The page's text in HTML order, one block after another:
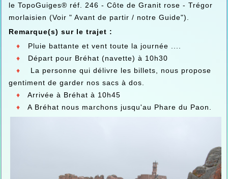
le TopoGuiges® réf. 246 - Côte de Granit rose - Trégor
morlaisien (Voir " Avant de partir / notre Guide").
Remarque(s) sur le trajet :
♦
Pluie battante et vent toute la journée ....
♦
Départ pour Bréhat (navette) à 10h30
♦
La personne qui délivre les billets, nous propose
gentiment de garder nos sacs à dos.
♦ Arrivée à Bréhat à 10h45
♦ A Bréhat nous marchons jusqu'au Phare du Paon.